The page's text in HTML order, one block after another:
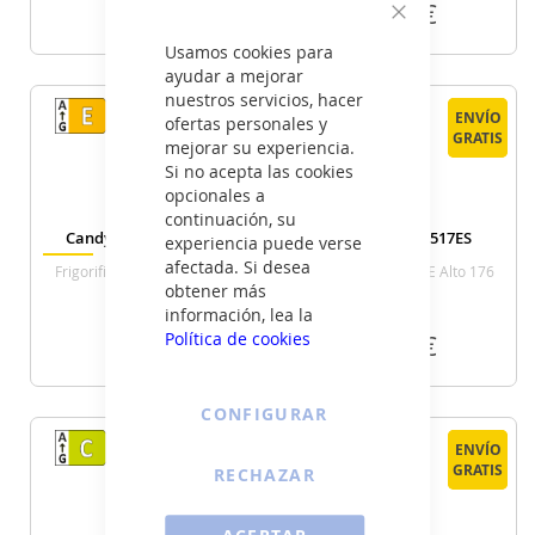
Usamos cookies para
ayudar a mejorar
nuestros servicios, hacer
ofertas personales y
mejorar su experiencia.
Si no acepta las cookies
opcionales a
continuación, su
experiencia puede verse
afectada. Si desea
obtener más
información, lea la
Política de cookies
CONFIGURAR
RECHAZAR
VER DETALLE
315€
ENVÍO
GRATIS
ENVÍO
GRATIS
Candy CNCQ4T618EW
Frigorifico Combi Nofrost E
Alto 185 Cm Ancho 60 Cm
Blanco
VER DETALLE
429
€
ENVÍO
GRATIS
ENVÍO
GRATIS
Candy CCG3L517ES
Frigorifico Combi E Alto 176
329€
GRATIS
GRATIS
ENVÍO
GRATIS
ENVÍO
GRATIS